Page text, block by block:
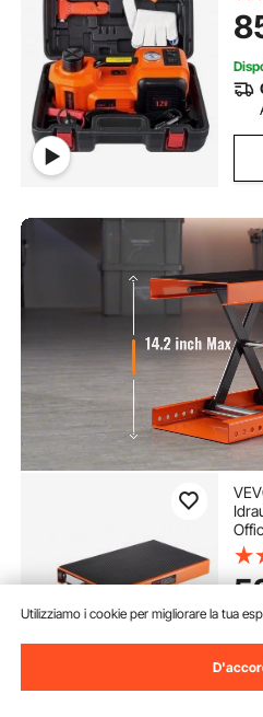
Utilizziamo i cookie per migliorare la tua